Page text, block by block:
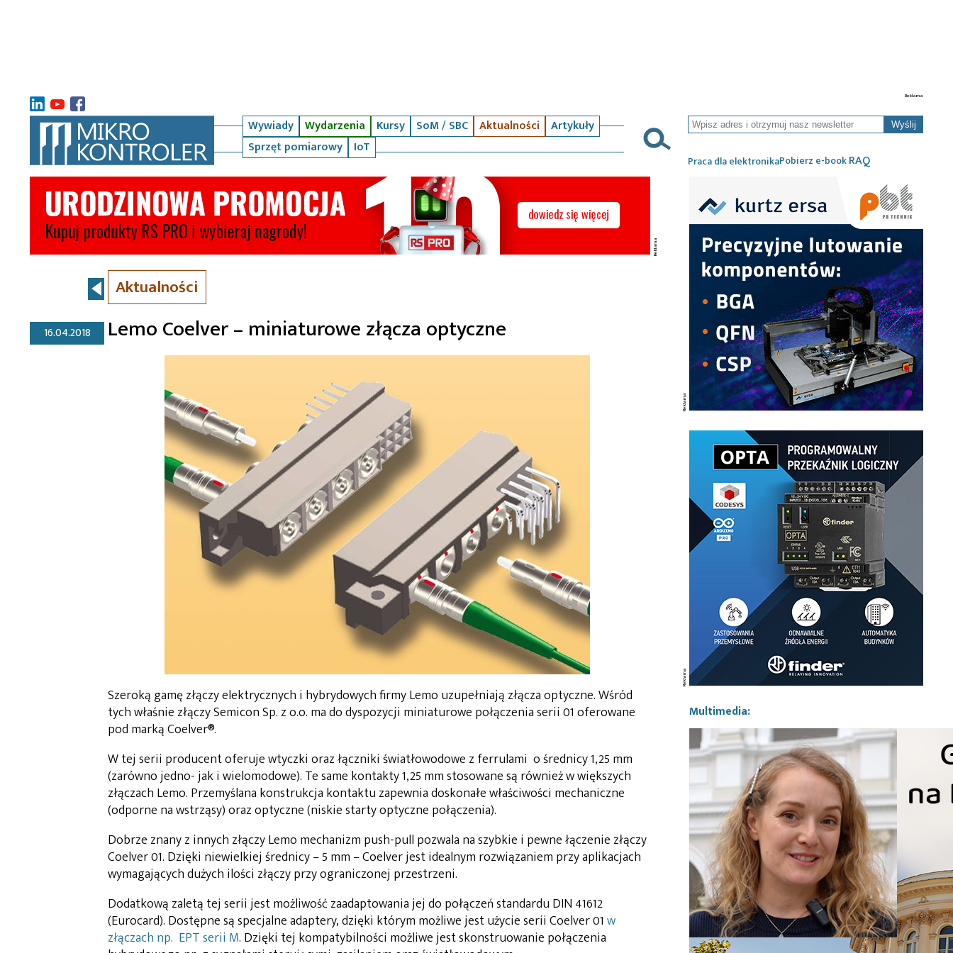
Wywiady Wydarzenia Kursy SoM / SBC Aktualności
Artykuły
Sprzęt pomiarowy
IoT
Wyślij
Praca dla elektronikaPobierz e-bookRAQ
Aktualności
16.04.2018 Lemo Coelver – miniaturowe złącza optyczne
Szeroką gamę złączy elektrycznych i hybrydowych firmy Lemo uzupełniają złącza optyczne. Wśród
tych właśnie złączy Semicon Sp. z o.o. ma do dyspozycji miniaturowe połączenia serii 01 oferowane
pod marką Coelver®.
W tej serii producent oferuje wtyczki oraz łączniki światłowodowe z ferrulami o średnicy 1,25 mm
(zarówno jedno- jak i wielomodowe). Te same kontakty 1,25 mm stosowane są również w większych
złączach Lemo. Przemyślana konstrukcja kontaktu zapewnia doskonałe właściwości mechaniczne
(odporne na wstrząsy) oraz optyczne (niskie starty optyczne połączenia).
Dobrze znany z innych złączy Lemo mechanizm push-pull pozwala na szybkie i pewne łączenie złączy
Coelver 01. Dzięki niewielkiej średnicy – 5 mm – Coelver jest idealnym rozwiązaniem przy aplikacjach
wymagających dużych ilości złączy przy ograniczonej przestrzeni.
Dodatkową zaletą tej serii jest możliwość zaadaptowania jej do połączeń standardu DIN 41612
(Eurocard). Dostępne są specjalne adaptery, dzięki którym możliwe jest użycie serii Coelver 01 w
złączach np. EPT serii M. Dzięki tej kompatybilności możliwe jest skonstruowanie połączenia
Multimedia: